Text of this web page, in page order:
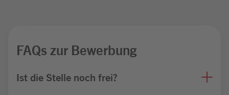
FAQs zur Bewerbung
Ist die Stelle noch frei?